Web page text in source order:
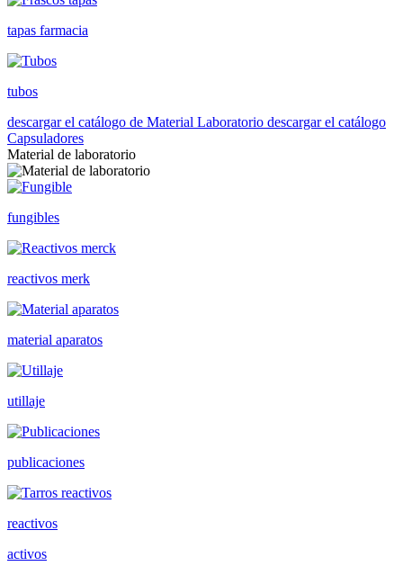
tapas farmacia
tubos
descargar el catálogo de Material Laboratorio descargar el catálogo
Capsuladores
Material de laboratorio
fungibles
reactivos merk
material aparatos
utillaje
publicaciones
reactivos
activos